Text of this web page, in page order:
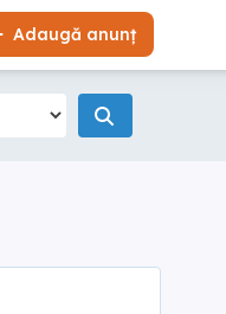
Adaugă anunț